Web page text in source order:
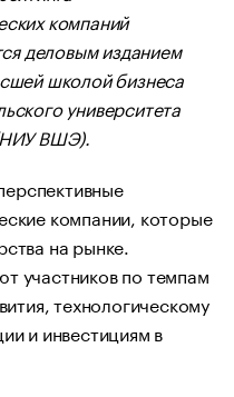
компаний
деловым изданием
школой бизнеса
университета
ВШЭ).
компании, которые
на рынке.
участников по темпам
технологическому
и инвестициям в